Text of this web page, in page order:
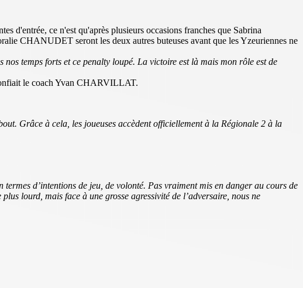
d'entrée, ce n'est qu'après plusieurs occasions franches que Sabrina
CHANUDET seront les deux autres buteuses avant que les Yzeuriennes ne
temps forts et ce penalty loupé. La victoire est là mais mon rôle est de
le coach Yvan CHARVILLAT.
Grâce à cela, les joueuses accèdent officiellement à la Régionale 2 à la
d’intentions de jeu, de volonté. Pas vraiment mis en danger au cours de
lourd, mais face à une grosse agressivité de l’adversaire, nous ne